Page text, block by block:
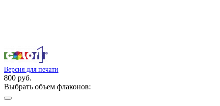
Версия для печати
800 руб.
Выбрать объем флаконов: